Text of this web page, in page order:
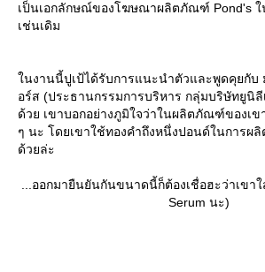
เป็นเอกลักษณ์ของโฆษณาผลิตภัณฑ์ Pond's
เช่นเดิม
นงานนี้ปูเป้ได้รับการแนะนำตัวและพูดคุยกับ
อร์ส (ประธานกรรมการบริหาร กลุ่มบริษัทยูนิลี
ด้วย เขาบอกอย่างภูมิใจว่าในผลิตภัณฑ์ของเข
ๆ นะ โดยเขาใช้ทองคำถึงหนึ่งปอนด์ในการผลิ
ด้วยล่ะ
...ออกมายืนยันกันขนาดนี้ก็ต้องเชื่อฮะว่าเขา
Serum นะ)